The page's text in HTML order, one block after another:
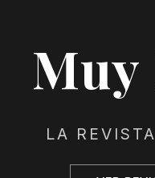
LA